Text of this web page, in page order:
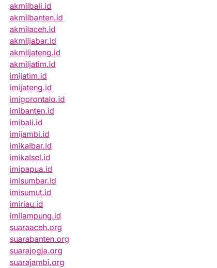
akmilbali.id
akmilbanten.id
akmilaceh.id
akmiljabar.id
akmiljateng.id
akmiljatim.id
imijatim.id
imijateng.id
imigorontalo.id
imibanten.id
imibali.id
imijambi.id
imikalbar.id
imikalsel.id
imipapua.id
imisumbar.id
imisumut.id
imiriau.id
imilampung.id
suaraaceh.org
suarabanten.org
suarajogja.org
suarajambi.org